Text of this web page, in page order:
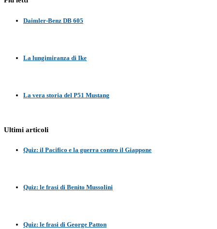
Daimler-Benz DB 605
La lungimiranza di Ike
La vera storia del P51 Mustang
Ultimi articoli
Quiz: il Pacifico e la guerra contro il Giappone
Quiz: le frasi di Benito Mussolini
Quiz: le frasi di George Patton